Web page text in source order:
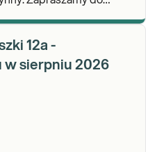
12a -
w sierpniu 2026